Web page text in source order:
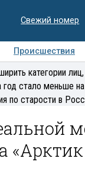
Свежий номер
Происшествия
категории
стало меньше
по старости в